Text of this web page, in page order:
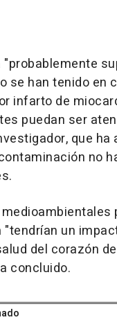
se han tenido en
infarto de
puedan ser
que ha
no
un
del corazón
concluido.